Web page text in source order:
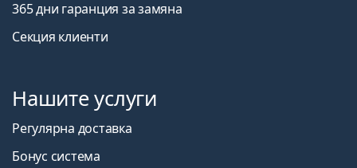
365 дни гаранция за замяна
Секция клиенти
Нашите услуги
Регулярна доставка
Бонус система